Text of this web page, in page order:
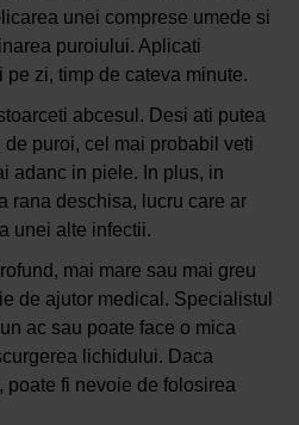
unei comprese umede si
puroiului. Aplicati
zi, timp de cateva minute.
abcesul. Desi ati putea
puroi, cel mai probabil veti
adanc in piele. In plus, in
rana deschisa, lucru care ar
unei alte infectii.
mai mare sau mai greu
de ajutor medical. Specialistul
ac sau poate face o mica
lichidului. Daca
poate fi nevoie de folosirea